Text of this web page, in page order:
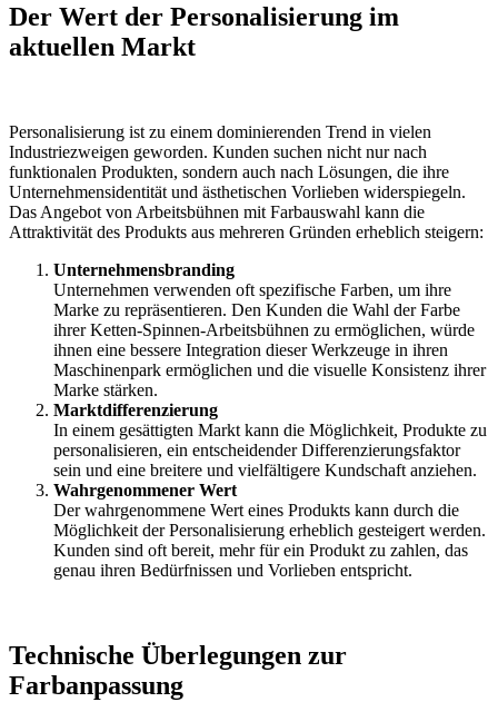
Der Wert der Personalisierung im
aktuellen Markt
Personalisierung ist zu einem dominierenden Trend in vielen
Industriezweigen geworden. Kunden suchen nicht nur nach
funktionalen Produkten, sondern auch nach Lösungen, die ihre
Unternehmensidentität und ästhetischen Vorlieben widerspiegeln.
Das Angebot von Arbeitsbühnen mit Farbauswahl kann die
Attraktivität des Produkts aus mehreren Gründen erheblich steigern:
Unternehmensbranding
Unternehmen verwenden oft spezifische Farben, um ihre
Marke zu repräsentieren. Den Kunden die Wahl der Farbe
ihrer Ketten-Spinnen-Arbeitsbühnen zu ermöglichen, würde
ihnen eine bessere Integration dieser Werkzeuge in ihren
Maschinenpark ermöglichen und die visuelle Konsistenz ihrer
Marke stärken.
Marktdifferenzierung
In einem gesättigten Markt kann die Möglichkeit, Produkte zu
personalisieren, ein entscheidender Differenzierungsfaktor
sein und eine breitere und vielfältigere Kundschaft anziehen.
Wahrgenommener Wert
Der wahrgenommene Wert eines Produkts kann durch die
Möglichkeit der Personalisierung erheblich gesteigert werden.
Kunden sind oft bereit, mehr für ein Produkt zu zahlen, das
genau ihren Bedürfnissen und Vorlieben entspricht.
Technische Überlegungen zur
Farbanpassung